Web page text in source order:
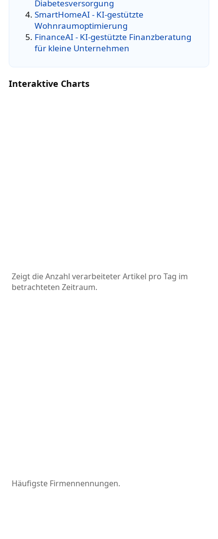
Diabetesversorgung
SmartHomeAI - KI-gestützte
Wohnraumoptimierung
FinanceAI - KI-gestützte Finanzberatung
für kleine Unternehmen
Interaktive Charts
Zeigt die Anzahl verarbeiteter Artikel pro Tag im
betrachteten Zeitraum.
Häufigste Firmennennungen.